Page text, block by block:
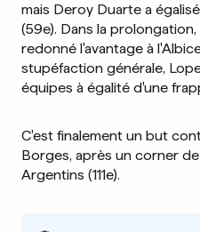
mais Deroy Duarte a
(59e). Dans la
redonné l'avantage à
stupéfaction générale,
équipes à égalité d'une
C'est finalement un but
Borges, après un corner
Argentins (111e).